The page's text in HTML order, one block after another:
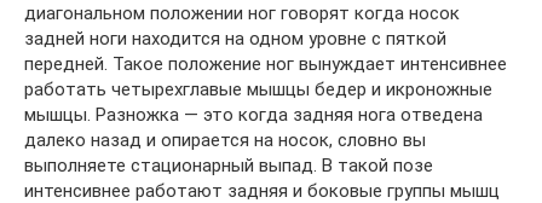
диагональном положении ног говорят когда носок
задней ноги находится на одном уровне с пяткой
передней. Такое положение ног вынуждает интенсивнее
работать четырехглавые мышцы бедер и икроножные
мышцы. Разножка — это когда задняя нога отведена
далеко назад и опирается на носок, словно вы
выполняете стационарный выпад. В такой позе
интенсивнее работают задняя и боковые группы мышц